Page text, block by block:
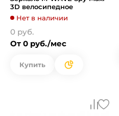
3D велосипедное
Нет в наличии
0 руб.
От 0 руб./мес
Купить